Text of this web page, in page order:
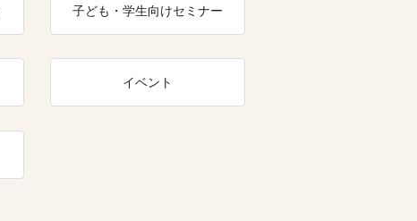
子ども・学生向けセミナー
イベント